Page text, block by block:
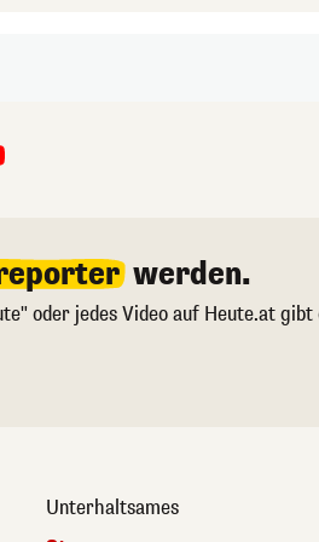
werden.
oder jedes Video auf Heute.at gibt
Unterhaltsames